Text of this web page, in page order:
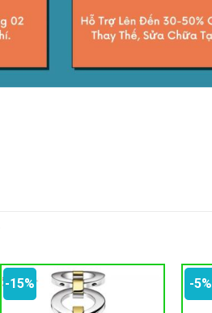
-15% -5%